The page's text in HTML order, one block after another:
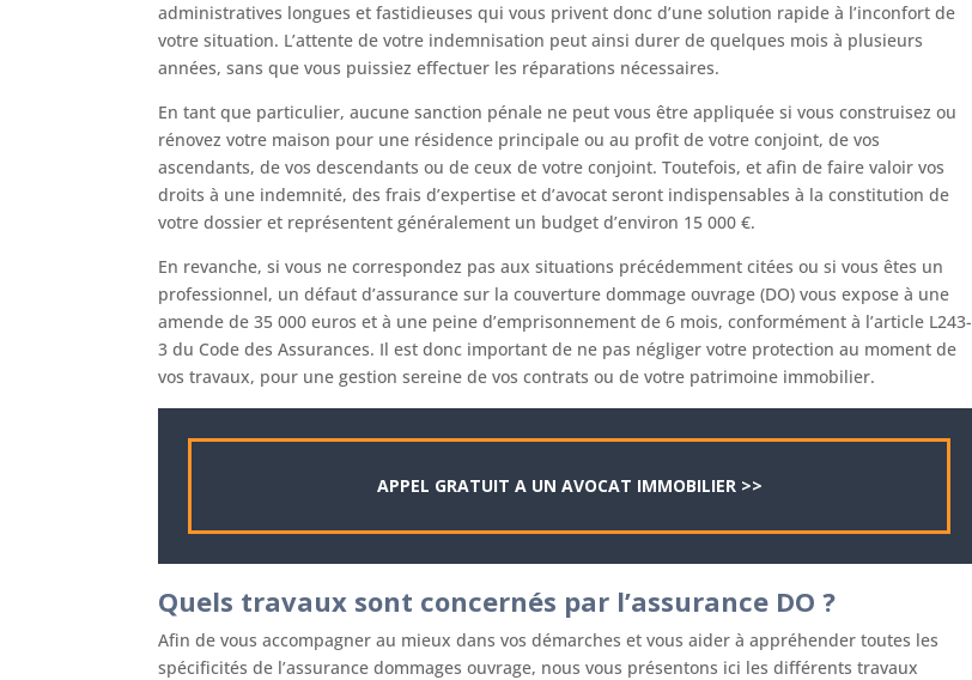
administratives longues et fastidieuses qui vous privent donc d’une solution rapide à l’inconfort de
votre situation. L’attente de votre indemnisation peut ainsi durer de quelques mois à plusieurs
années, sans que vous puissiez effectuer les réparations nécessaires.
En tant que particulier, aucune sanction pénale ne peut vous être appliquée si vous construisez ou
rénovez votre maison pour une résidence principale ou au profit de votre conjoint, de vos
ascendants, de vos descendants ou de ceux de votre conjoint. Toutefois, et afin de faire valoir vos
droits à une indemnité, des frais d’expertise et d’avocat seront indispensables à la constitution de
votre dossier et représentent généralement un budget d’environ 15 000 €.
En revanche, si vous ne correspondez pas aux situations précédemment citées ou si vous êtes un
professionnel, un défaut d’assurance sur la couverture dommage ouvrage (DO) vous expose à une
amende de 35 000 euros et à une peine d’emprisonnement de 6 mois, conformément à l’article L243-
3 du Code des Assurances. Il est donc important de ne pas négliger votre protection au moment de
vos travaux, pour une gestion sereine de vos contrats ou de votre patrimoine immobilier.
APPEL GRATUIT A UN AVOCAT IMMOBILIER >>
Quels travaux sont concernés par l’assurance DO ?
Afin de vous accompagner au mieux dans vos démarches et vous aider à appréhender toutes les
spécificités de l’assurance dommages ouvrage, nous vous présentons ici les différents travaux